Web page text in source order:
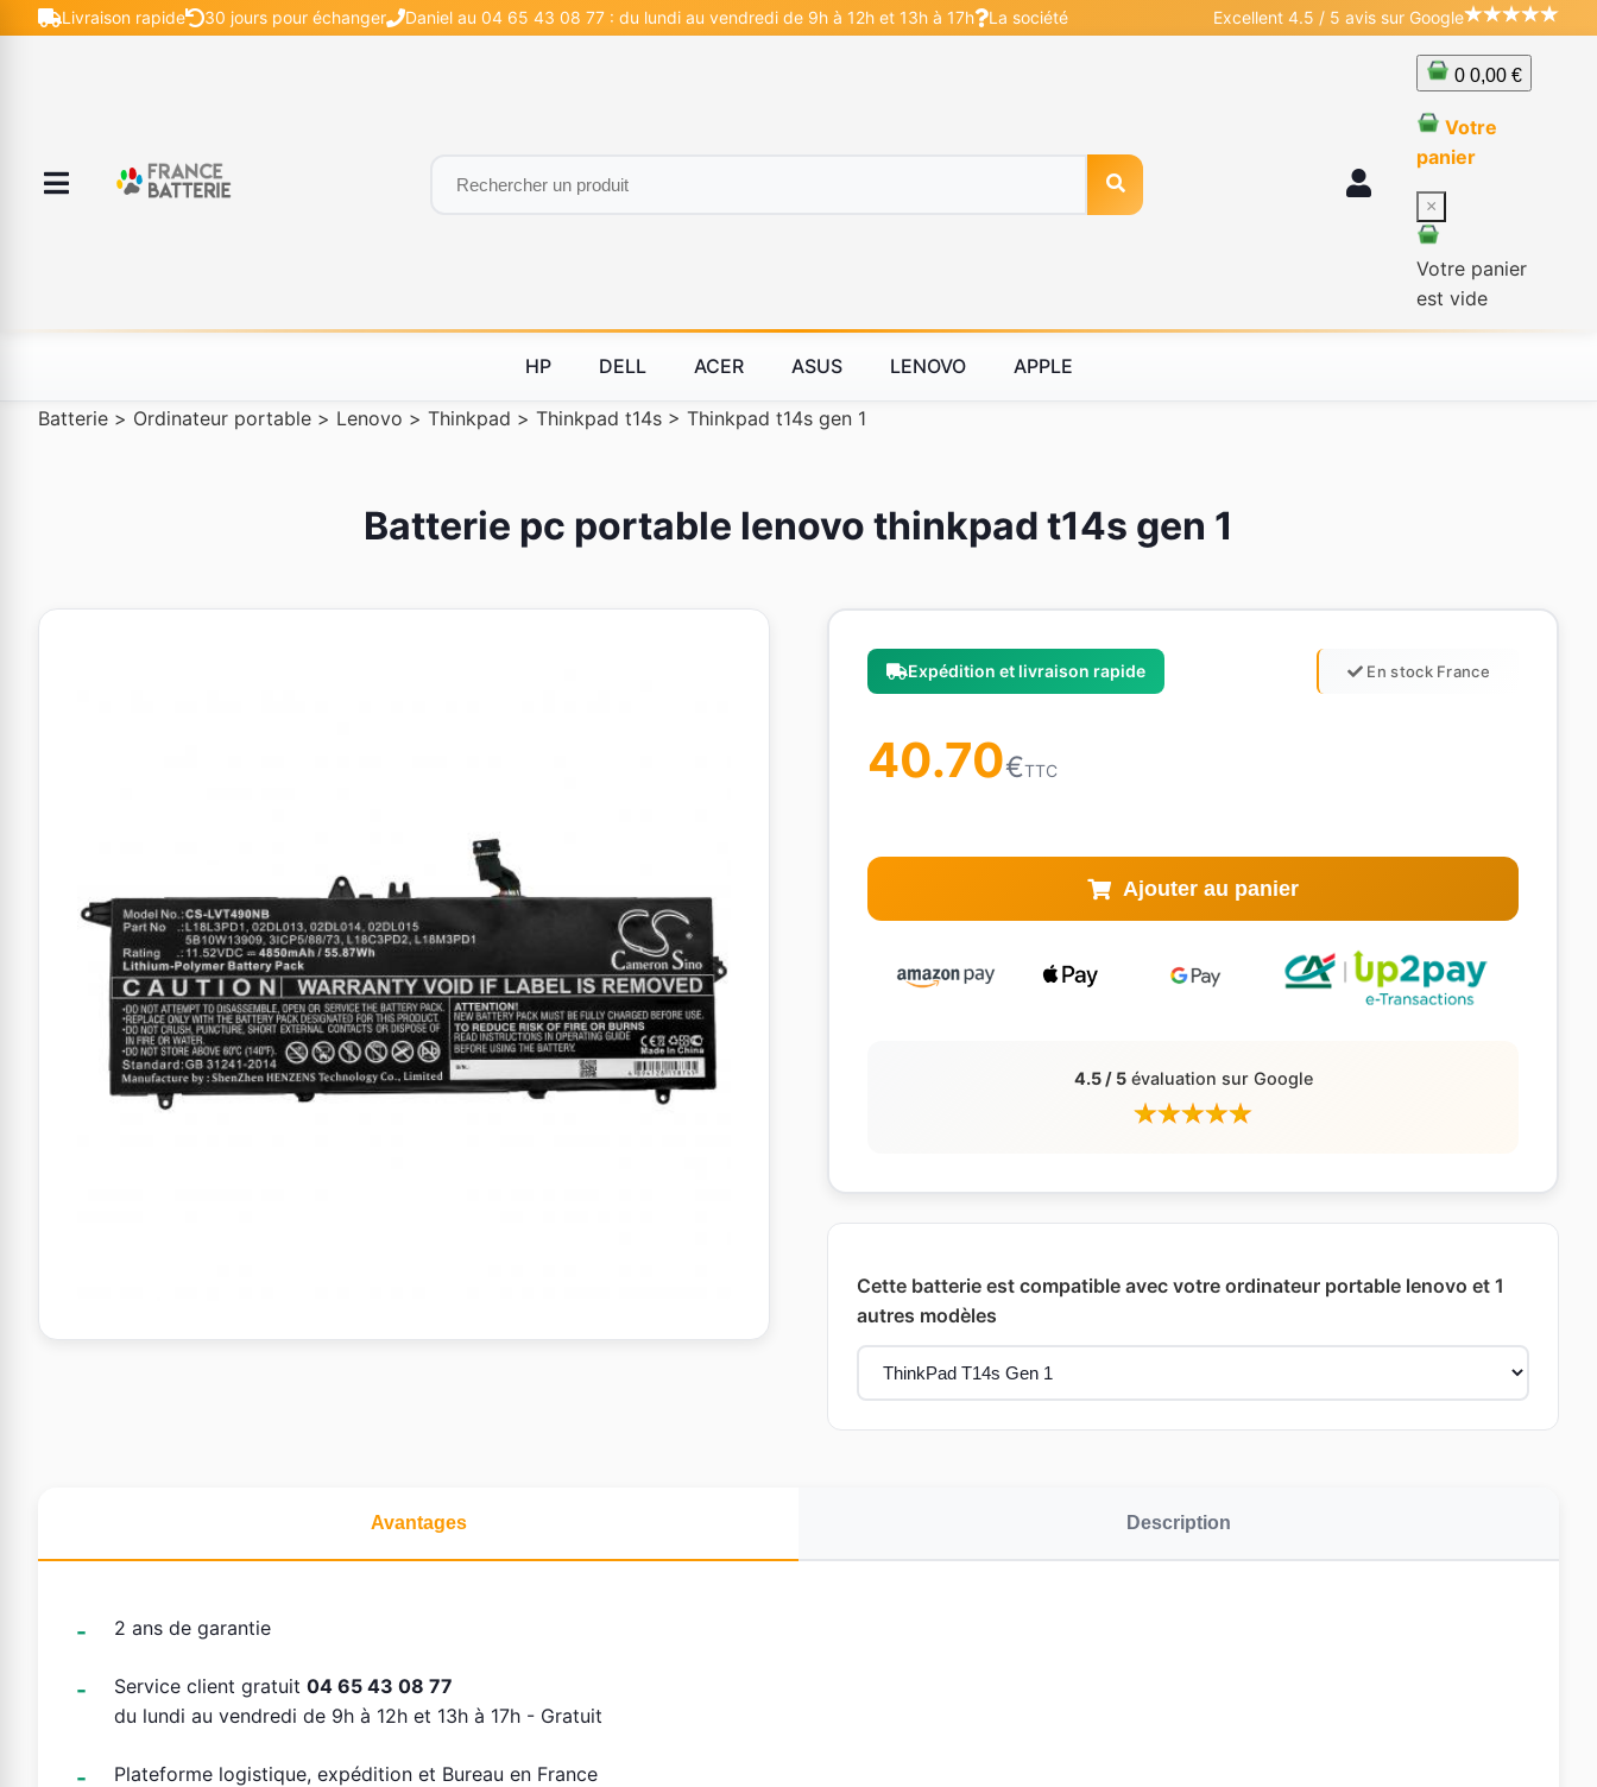
Livraison rapide 30 jours pour échanger Daniel au 04 65 43 08 77 : du lundi au vendredi de 9h à 12h et 13h à 17h La société Excellent 4.5 / 5 avis sur Google
0 0,00 €
Votre
panier
×
Votre panier
est vide
HP DELL ACER ASUS LENOVO APPLE
Batterie > Ordinateur portable > Lenovo > Thinkpad > Thinkpad t14s > Thinkpad t14s gen 1
Batterie pc portable lenovo thinkpad t14s gen 1
Expédition et livraison rapide En stock France
40.70€TTC
Ajouter au panier
4.5 / 5évaluation sur Google
Cette batterie est compatible avec votre ordinateur portable lenovo et 1
autres modèles
Avantages Description
2 ans de garantie
Service client gratuit 04 65 43 08 77
du lundi au vendredi de 9h à 12h et 13h à 17h - Gratuit
Plateforme logistique, expédition et Bureau en France